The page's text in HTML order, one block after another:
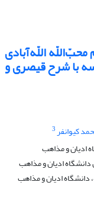
اللّه‌آبادی
با شرح قیصری و
کیوانفر3
ادیان و مذاهب
ادیان و مذاهب
دانشگاه ادیان و مذاهب